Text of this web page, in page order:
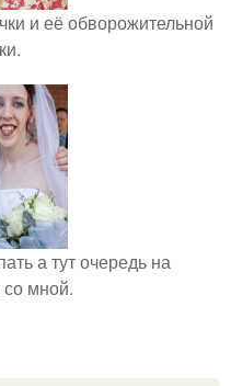
и её обворожительной
а тут очередь на
мной.